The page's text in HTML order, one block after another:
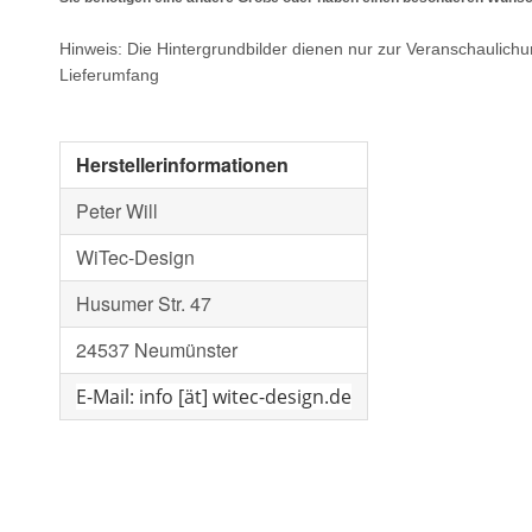
Hinweis: Die Hintergrundbilder dienen nur zur
Lieferumfang
Herstellerinformationen
Peter Will
WiTec-Design
Husumer Str. 47
24537 Neumünster
E-Mail: info [ät] witec-design.de